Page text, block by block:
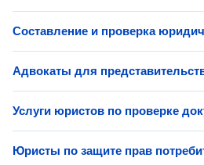
Составление и проверка
Адвокаты для
Услуги юристов по проверке
Юристы по защите прав